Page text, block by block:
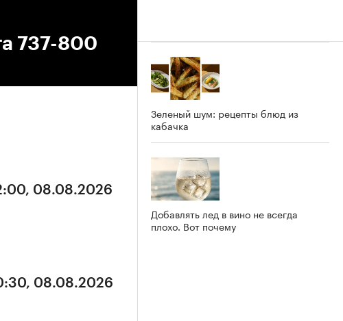
737-800
08.08.2026
08.08.2026
Зеленый шум: рецепты блюд из
кабачка
Добавлять лед в вино не всегда
плохо. Вот почему